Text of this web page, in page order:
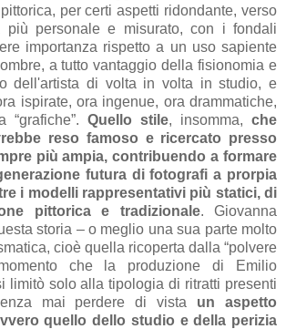
per certi aspetti ridondante, verso
personale e misurato, con i fondali
importanza rispetto a un uso sapiente
a tutto vantaggio della fisionomia e
dell'artista di volta in volta in studio, e
ispirate, ora ingenue, ora drammatiche,
“grafiche”. Quello stile, insomma, che
reso famoso e ricercato presso
più ampia, contribuendo a formare
futura di fotografi a prorpia
i modelli rappresentativi più statici, di
pittorica e tradizionale. Giovanna
storia – o meglio una sua parte molto
cioè quella ricoperta dalla “polvere
che la produzione di Emilio
limitò solo alla tipologia di ritratti presenti
mai perdere di vista un aspetto
quello dello studio e della perizia